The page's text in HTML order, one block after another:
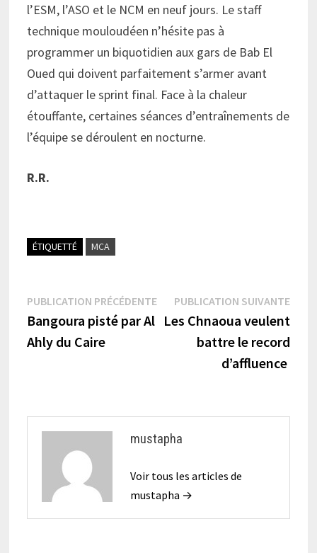
l’ESM, l’ASO et le NCM en neuf jours. Le staff
technique mouloudéen n’hésite pas à
programmer un biquotidien aux gars de Bab El
Oued qui doivent parfaitement s’armer avant
d’attaquer le sprint final. Face à la chaleur
étouffante, certaines séances d’entraînements de
l’équipe se déroulent en nocturne.
R.R.
ÉTIQUETTÉ MCA
Navigation
de
l’article
PUBLICATION PRÉCÉDENTEPublication
précédente :
Bangoura pisté par Al
Ahly du Caire
PUBLICATION SUIVANTE
Les Chnaoua veulent
battre le record
d’affluence
mustapha
Voir tous les articles de
mustapha →